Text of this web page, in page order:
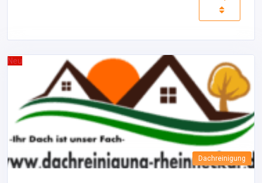
Neu
Dachreinigung